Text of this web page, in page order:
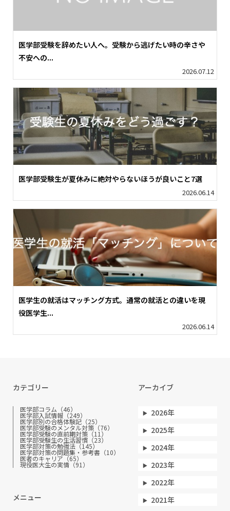
医学部受験を辞めたい人へ。受験から逃げたい時の辛さや
不安への...
2026.07.12
医学部受験生が夏休みに絶対やらないほうが良いこと7選
2026.06.14
医学生の就活はマッチング方式。通常の就活との違いを現
役医学生...
2026.06.14
カテゴリー
医学部コラム（46）
医学部入試情報（249）
医学部別の合格体験記（25）
医学部受験のメンタル対策（76）
医学部受験の直前期対策（11）
医学部受験生の生活習慣（23）
医学部対策の勉強法（145）
医学部対策の問題集・参考書（10）
医者のキャリア（65）
現役医大生の実情（91）
メニュー
アーカイブ
2026年
2025年
2024年
2023年
2022年
2021年